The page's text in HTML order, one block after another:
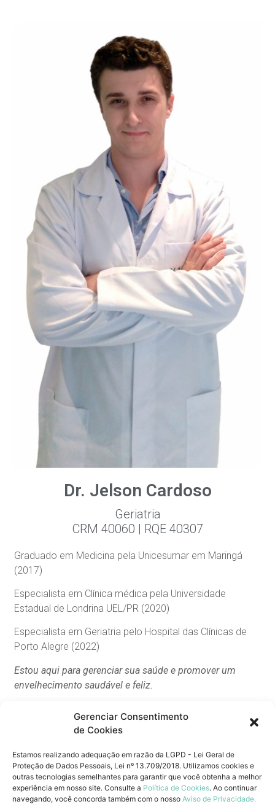
Gerenciar Consentimento
de Cookies
Estamos realizando adequação em razão da LGPD - Lei Geral de
Proteção de Dados Pessoais, Lei nº 13.709/2018. Utilizamos cookies e
outras tecnologias semelhantes para garantir que você obtenha a melhor
experiência em nosso site. Consulte a Política de Cookies. Ao continuar
navegando, você concorda também com o nosso Aviso de Privacidade.
Dr. Jelson Cardoso
Geriatria
CRM 40060 | RQE 40307
Graduado em Medicina pela Unicesumar em Maringá
(2017)
Especialista em Clínica médica pela Universidade
Estadual de Londrina UEL/PR (2020)
Especialista em Geriatria pelo Hospital das Clínicas de
Porto Alegre (2022)
Estou aqui para gerenciar sua saúde e promover um
envelhecimento saudável e feliz.
Av. Theodomiro Porto da Fonseca, 99
Centro | São Leopoldo-RS
Unidade Esteio